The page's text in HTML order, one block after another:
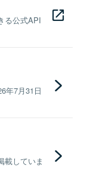
る公式API
年7月31日
載していま